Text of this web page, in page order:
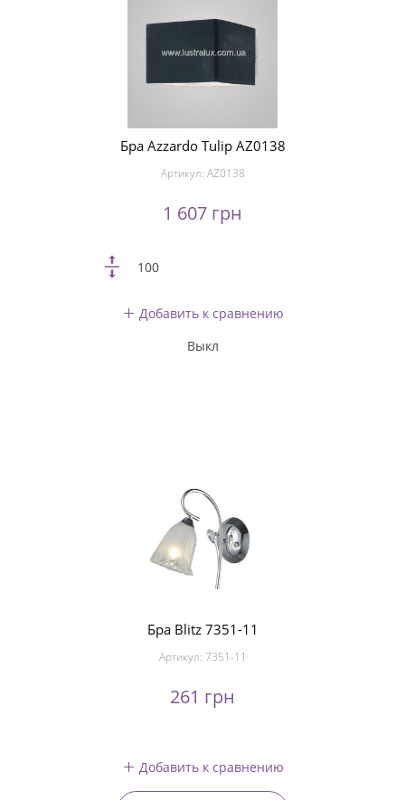
Бра Azzardo Tulip AZ0138
Артикул: AZ0138
1 607 грн
100
Добавить к сравнению
Выкл
Бра Blitz 7351-11
Артикул: 7351-11
261 грн
Добавить к сравнению